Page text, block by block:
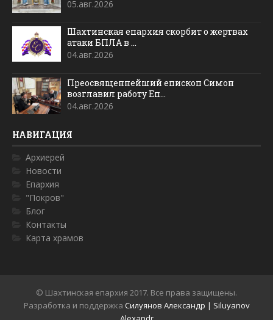
05.авг.2026
Шахтинская епархия скорбит о жертвах
атаки БПЛА в ...
04.авг.2026
Преосвященнейший епископ Симон
возглавил работу Еп...
04.авг.2026
НАВИГАЦИЯ
Архиерей
Новости
Епархия
"Покров"
Блог
Контакты
Карта храмов
© Шахтинская епархия 2017. Все права защищены.
Разработка и поддержка Силуянов Александр | Siluyanov